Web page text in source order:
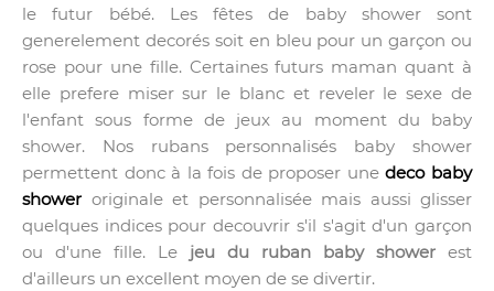
le futur bébé. Les fêtes de baby shower sont
generelement decorés soit en bleu pour un garçon ou
rose pour une fille. Certaines futurs maman quant à
elle prefere miser sur le blanc et reveler le sexe de
l'enfant sous forme de jeux au moment du baby
shower. Nos rubans personnalisés baby shower
permettent donc à la fois de proposer unedeco baby
shower originale et personnalisée mais aussi glisser
quelques indices pour decouvrir s'il s'agit d'un garçon
ou d'une fille. Le jeu du ruban baby shower est
d'ailleurs un excellent moyen de se divertir.